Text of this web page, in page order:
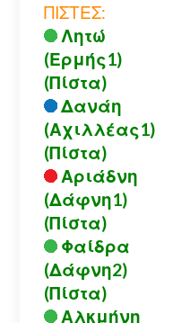
ΠΙΣΤΕΣ:
Λητώ
(Ερμής1)
(Πίστα)
Δανάη
(Αχιλλέας1)
(Πίστα)
Αριάδνη
(Δάφνη1)
(Πίστα)
Φαίδρα
(Δάφνη2)
(Πίστα)
Αλκμήνη